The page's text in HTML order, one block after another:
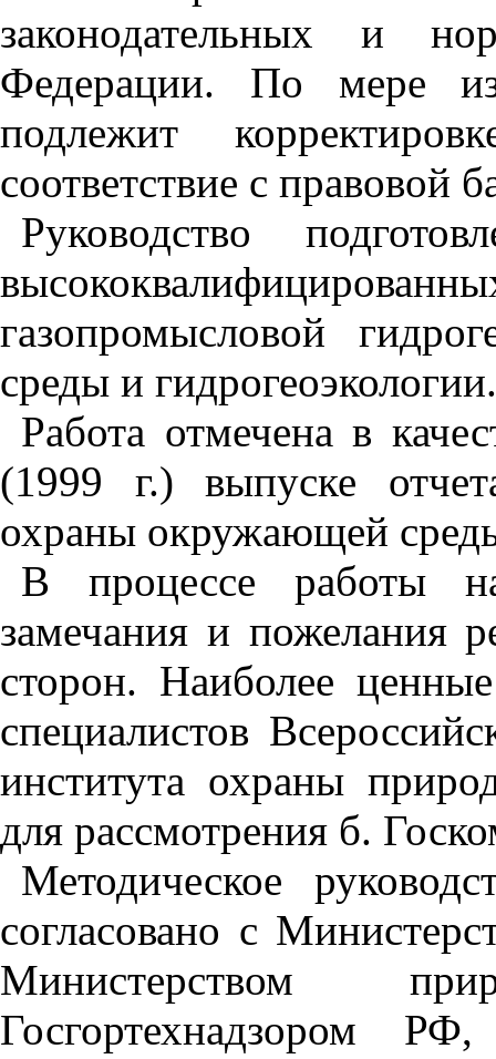
законодательных и
Федерации. По мере
подлежит
соответствие с правовой
Руководство
газопромысловой
среды и гидрогеоэкологии.
Работа отмечена в
(1999 г.) выпуске
охраны окружающей
В процессе работы
замечания и пожелания
сторон. Наиболее
специалистов
института охраны
для рассмотрения б.
Методическое
согласовано с
Министерством
Госгортехнадзором